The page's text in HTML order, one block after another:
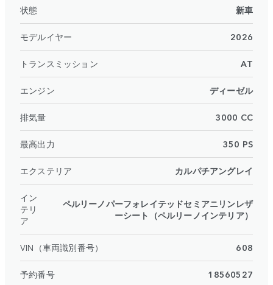
状態 新車
モデルイヤー 2026
トランスミッション AT
エンジン ディーゼル
排気量 3000 CC
最高出力 350 PS
エクステリア カルパチアングレイ
イン
テリ
ア
ペルリーノパーフォレイテッドセミアニリンレザ
ーシート（ペルリーノインテリア）
VIN（車両識別番号） 608
予約番号 18560527